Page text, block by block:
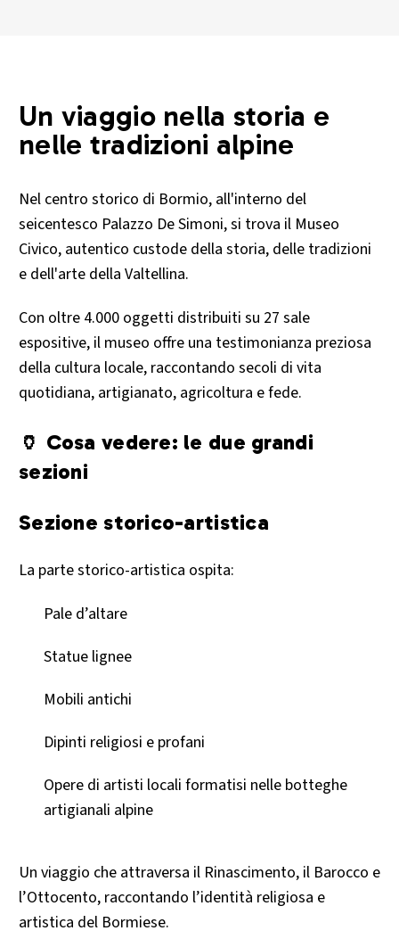
Un viaggio nella storia e
nelle tradizioni alpine
Nel centro storico di Bormio, all'interno del
seicentesco Palazzo De Simoni, si trova il Museo
Civico, autentico custode della storia, delle tradizioni
e dell'arte della Valtellina.
Con oltre 4.000 oggetti distribuiti su 27 sale
espositive, il museo offre una testimonianza preziosa
della cultura locale, raccontando secoli di vita
quotidiana, artigianato, agricoltura e fede.
🏺 Cosa vedere: le due grandi
sezioni
Sezione storico-artistica
La parte storico-artistica ospita:
Pale d’altare
Statue lignee
Mobili antichi
Dipinti religiosi e profani
Opere di artisti locali formatisi nelle botteghe
artigianali alpine
Un viaggio che attraversa il Rinascimento, il Barocco e
l’Ottocento, raccontando l’identità religiosa e
artistica del Bormiese.